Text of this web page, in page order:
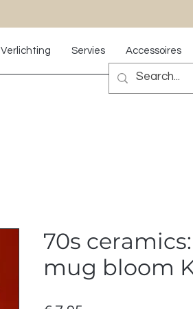
Verlichting Servies Accessoires
70s
mug bloom